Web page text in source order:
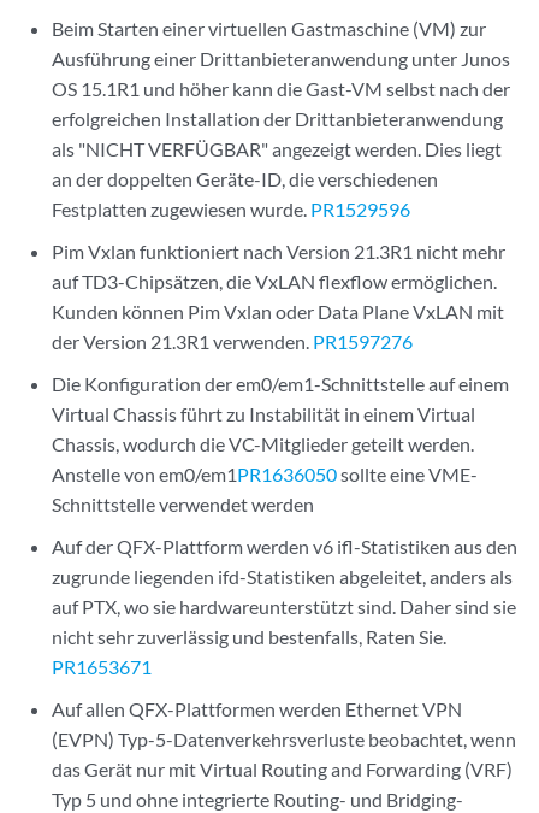
Beim Starten einer virtuellen Gastmaschine (VM) zur
Ausführung einer Drittanbieteranwendung unter Junos
OS 15.1R1 und höher kann die Gast-VM selbst nach der
erfolgreichen Installation der Drittanbieteranwendung
als "NICHT VERFÜGBAR" angezeigt werden. Dies liegt
an der doppelten Geräte-ID, die verschiedenen
Festplatten zugewiesen wurde. PR1529596
Pim Vxlan funktioniert nach Version 21.3R1 nicht mehr
auf TD3-Chipsätzen, die VxLAN flexflow ermöglichen.
Kunden können Pim Vxlan oder Data Plane VxLAN mit
der Version 21.3R1 verwenden. PR1597276
Die Konfiguration der em0/em1-Schnittstelle auf einem
Virtual Chassis führt zu Instabilität in einem Virtual
Chassis, wodurch die VC-Mitglieder geteilt werden.
Anstelle von em0/em1PR1636050sollte eine VME-
Schnittstelle verwendet werden
Auf der QFX-Plattform werden v6 ifl-Statistiken aus den
zugrunde liegenden ifd-Statistiken abgeleitet, anders als
auf PTX, wo sie hardwareunterstützt sind. Daher sind sie
nicht sehr zuverlässig und bestenfalls, Raten Sie.
PR1653671
Auf allen QFX-Plattformen werden Ethernet VPN
(EVPN) Typ-5-Datenverkehrsverluste beobachtet, wenn
das Gerät nur mit Virtual Routing and Forwarding (VRF)
Typ 5 und ohne integrierte Routing- und Bridging-